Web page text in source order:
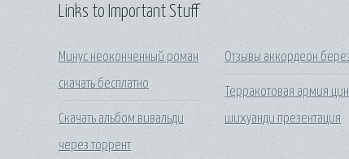
Links to Important Stuff
Минус неоконченный роман
скачать бесплатно
Скачать альбом вивальди
через торрент
Отзывы аккордеон
Терракотовая армия
шихуанди презентация